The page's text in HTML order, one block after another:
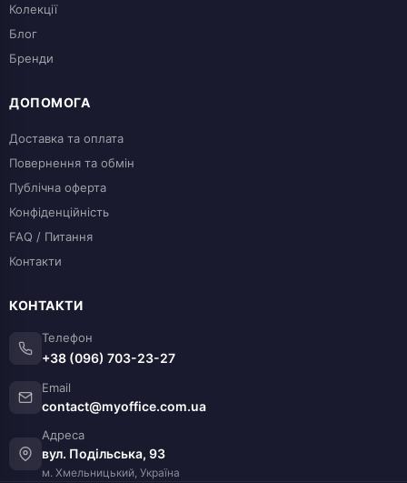
Колекції
Блог
Бренди
ДОПОМОГА
Доставка та оплата
Повернення та обмін
Публічна оферта
Конфіденційність
FAQ / Питання
Контакти
КОНТАКТИ
Телефон
+38 (096) 703-23-27
Email
contact@myoffice.com.ua
Адреса
вул. Подільська, 93
м. Хмельницький, Україна